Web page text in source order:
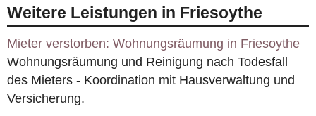
Weitere Leistungen in Friesoythe
Mieter verstorben: Wohnungsräumung in Friesoythe
Wohnungsräumung und Reinigung nach Todesfall
des Mieters - Koordination mit Hausverwaltung und
Versicherung.